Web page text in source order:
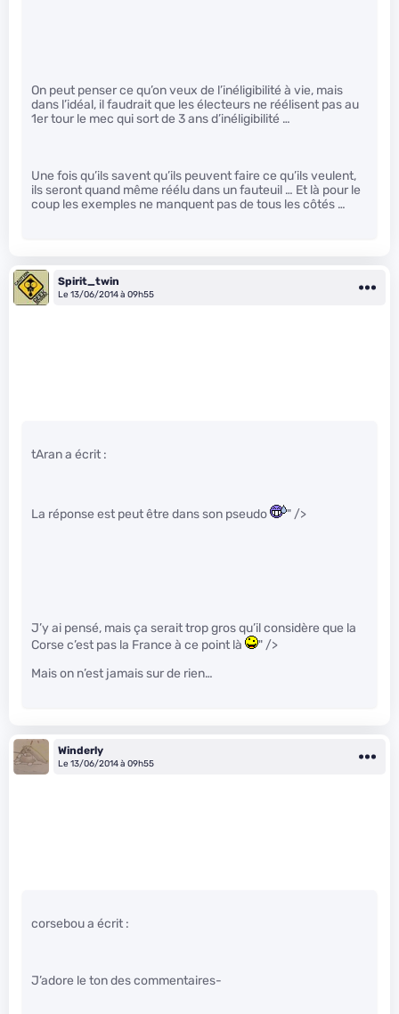
On peut penser ce qu’on veux de l’inéligibilité à vie, mais
dans l’idéal, il faudrait que les électeurs ne réélisent pas au
1er tour le mec qui sort de 3 ans d’inéligibilité …
Une fois qu’ils savent qu’ils peuvent faire ce qu’ils veulent,
ils seront quand même réélu dans un fauteuil … Et là pour le
coup les exemples ne manquent pas de tous les côtés …
Spirit_twin
Le 13/06/2014 à 09h55
tAran a écrit :
La réponse est peut être dans son pseudo " />
J’y ai pensé, mais ça serait trop gros qu’il considère que la
Corse c’est pas la France à ce point là
" />
Mais on n’est jamais sur de rien…
Winderly
Le 13/06/2014 à 09h55
corsebou a écrit :
J’adore le ton des commentaires-